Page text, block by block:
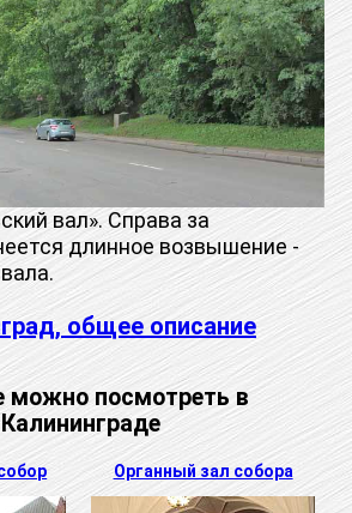
вал». Справа за
длинное возвышение -
общее описание
можно посмотреть в
Калининграде
Органный зал собора